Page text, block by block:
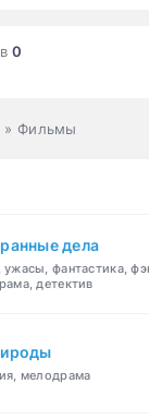
0
» Фильмы
дела
фантастика,
детектив
мелодрама